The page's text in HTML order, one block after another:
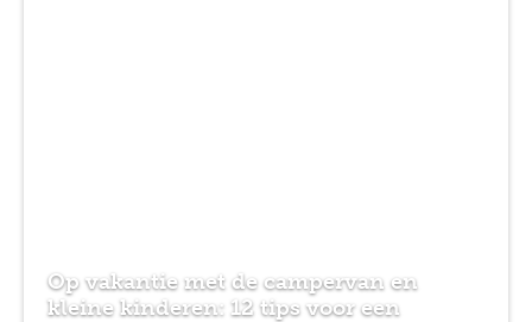
Op vakantie met de campervan en
kleine kinderen: 12 tips voor een